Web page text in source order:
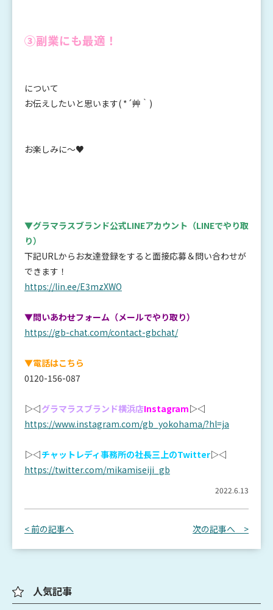
③副業にも最適！
について
お伝えしたいと思います( *´艸｀)
お楽しみに～♥
▼グラマラスブランド公式LINEアカウント （LINEでやり取
り）
下記URLからお友達登録をすると面接応募＆問い合わせが
できます！
https://lin.ee/E3mzXWO
▼問いあわせフォーム（メールでやり取り）
https://gb-chat.com/contact-gbchat/
▼電話はこちら
0120-156-087
▷◁グラマラスブランド横浜店Instagram▷◁
https://www.instagram.com/gb_yokohama/?hl=ja
▷◁チャットレディ事務所の社長三上のTwitter▷◁
https://twitter.com/mikamiseiji_gb
2022.6.13
< 前の記事へ 次の記事へ >
人気記事